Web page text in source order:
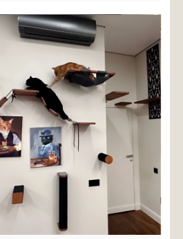
именно вам: активные и игривые
компаньоны, независимые
кошки